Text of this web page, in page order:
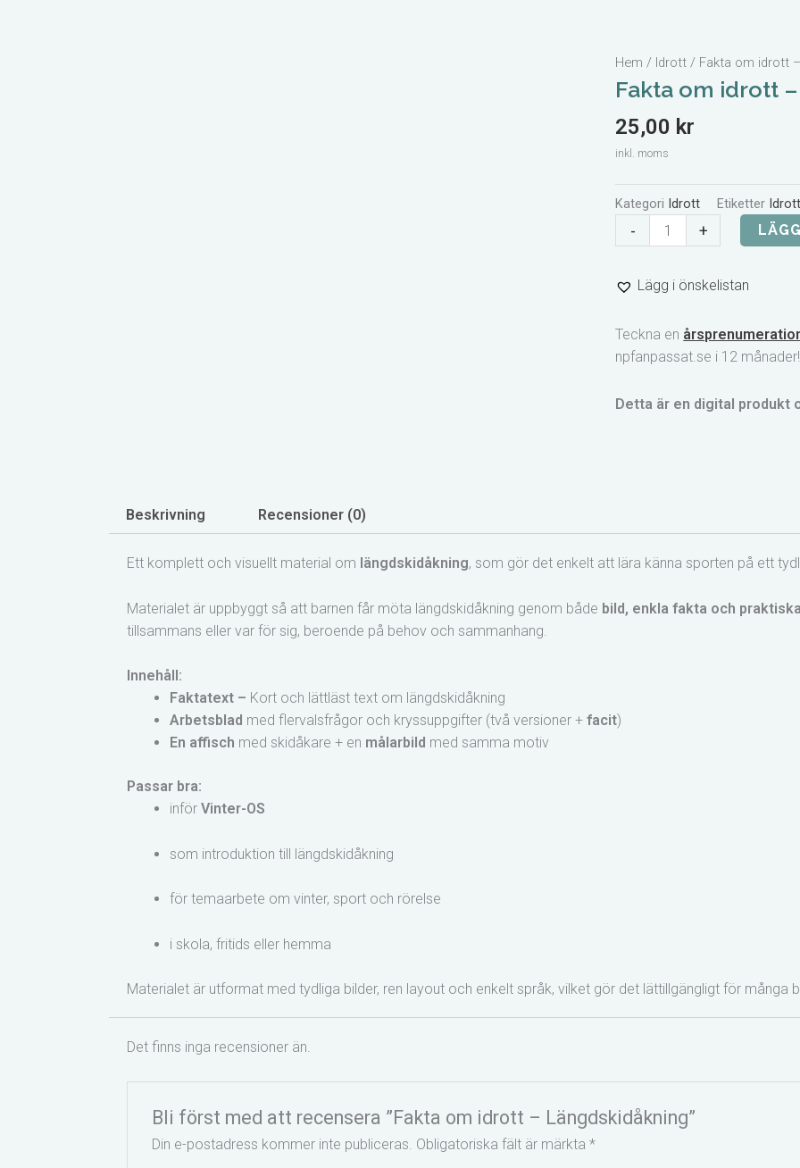
Hem / Idrott / Fakta om idrott
Fakta om idrott
25,00 kr
inkl. moms
Kategori Idrott Etiketter
-
om
-
mängd
+
Lägg i önskelistan
Teckna en
npfanpassat.se i 12 månader!
Detta är en digital produkt
Beskrivning Recensioner (0)
Ett komplett och visuellt material om längdskidåkning, som gör det enkelt att lära känna sporten på ett
Materialet är uppbyggt så att barnen får möta längdskidåkning genom både bild, enkla fakta och
tillsammans eller var för sig, beroende på behov och sammanhang.
Innehåll:
Faktatext – Kort och lättläst text om längdskidåkning
Arbetsblad med flervalsfrågor och kryssuppgifter (två versioner + facit)
En affisch med skidåkare + en målarbild med samma motiv
Passar bra:
inför Vinter-OS
som introduktion till längdskidåkning
för temaarbete om vinter, sport och rörelse
i skola, fritids eller hemma
Materialet är utformat med tydliga bilder, ren layout och enkelt språk, vilket gör det lättillgängligt för många
Det finns inga recensioner än.
Bli först med att recensera ”Fakta om idrott – Längdskidåkning”
Din e-postadress kommer inte publiceras. Obligatoriska fält är märkta *